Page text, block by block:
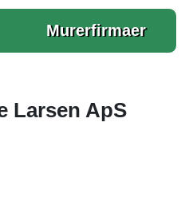
Murerfirmaer
Larsen ApS